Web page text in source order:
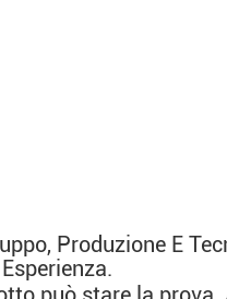
Produzione E
.